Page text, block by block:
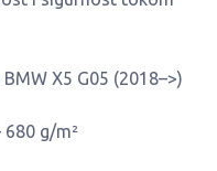
X5 G05 (2018–>)
g/m²